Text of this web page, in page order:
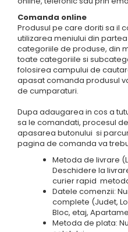
Pompe apa murdara
Pompe recirculare
Motopompe
Accesorii pompe
electrice
Masini de slefuit si
Polizoare electrice
Accesorii polizare si slefuire
Polizoare electrice
Rindele electrice
Ciocane
Suflante
Motoburghie si Burghie
Mixere- Amestecatoare
Acumulatori si
incarcatoare
Utilaje Gradinarit
Compresoare
Accesorii Compresoare
Articole uz casnic
Electrocasnice
Intretinere locuinta
Iluminat si electrice
Cabluri electrice si
Scule si unelte
Zdrobitoare struguri,
si legume
Comanda online
Produsul pe care doriti sa il
utilizarea meniului din
categoriile de produse, din
toate categoriile si
folosirea campului de
apasat comanda produsul
de cumparaturi.
Dupa adaugarea in cos a
sa le comandati, procesul
apasarea butonului si
pagina de comanda va
Metoda de livrare
Deschidere la
curier rapid
Datele comenzii:
complete (Judet,
Bloc, etaj,
Metoda de plata: